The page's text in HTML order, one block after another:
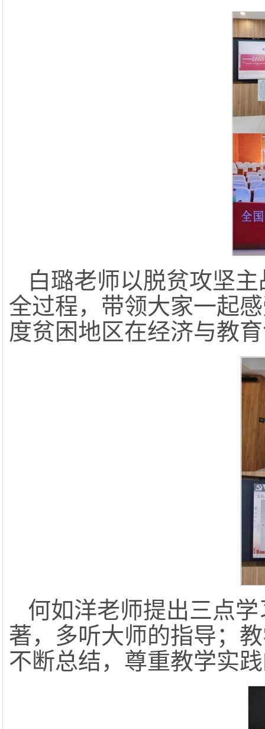
白璐老师以脱贫攻坚
全过程，带领大家一起
度贫困地区在经济与教
何如洋老师提出三点
著，多听大师的指导；
不断总结，尊重教学实